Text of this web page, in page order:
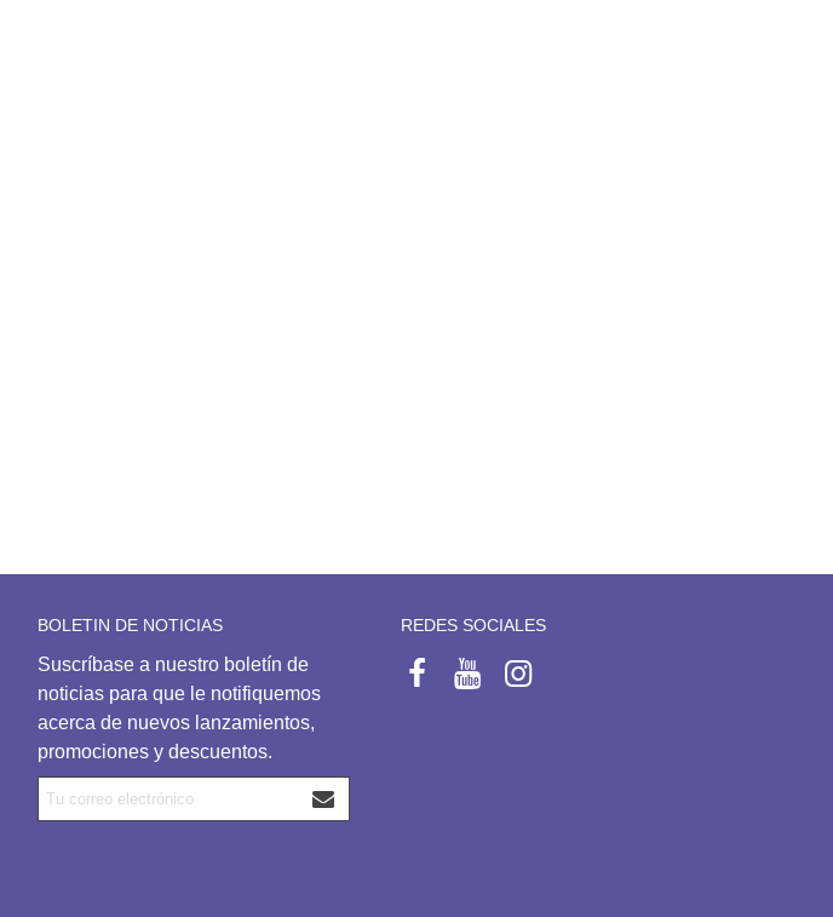
REDES SOCIALES
BOLETIN DE NOTICIAS
Suscríbase a nuestro boletín de
noticias para que le notifiquemos
acerca de nuevos lanzamientos,
promociones y descuentos.